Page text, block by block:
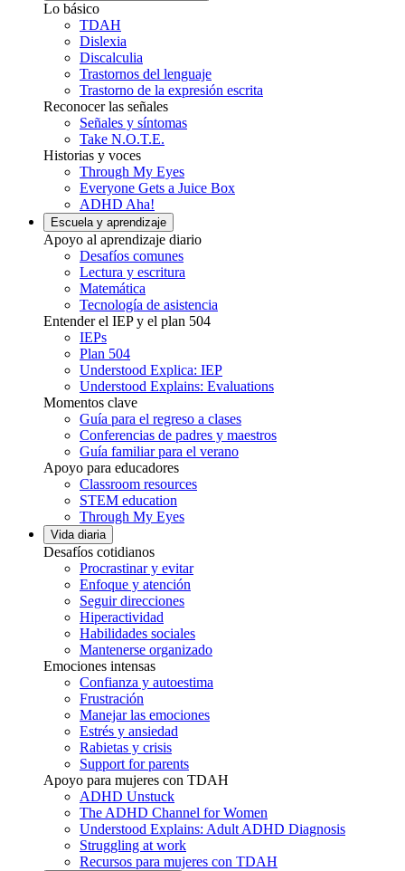
Lo básico
TDAH
Dislexia
Discalculia
Trastornos del lenguaje
Trastorno de la expresión escrita
Reconocer las señales
Señales y síntomas
Take N.O.T.E.
Historias y voces
Through My Eyes
Everyone Gets a Juice Box
ADHD Aha!
Escuela y aprendizaje
Apoyo al aprendizaje diario
Desafíos comunes
Lectura y escritura
Matemática
Tecnología de asistencia
Entender el IEP y el plan 504
IEPs
Plan 504
Understood Explica: IEP
Understood Explains: Evaluations
Momentos clave
Guía para el regreso a clases
Conferencias de padres y maestros
Guía familiar para el verano
Apoyo para educadores
Classroom resources
STEM education
Through My Eyes
Vida diaria
Desafíos cotidianos
Procrastinar y evitar
Enfoque y atención
Seguir direcciones
Hiperactividad
Habilidades sociales
Mantenerse organizado
Emociones intensas
Confianza y autoestima
Frustración
Manejar las emociones
Estrés y ansiedad
Rabietas y crisis
Support for parents
Apoyo para mujeres con TDAH
ADHD Unstuck
The ADHD Channel for Women
Understood Explains: Adult ADHD Diagnosis
Struggling at work
Recursos para mujeres con TDAH